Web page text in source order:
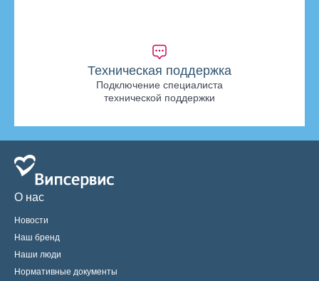
Техническая поддержка
Подключение специалиста
технической поддержки
О нас
Новости
Наш бренд
Наши люди
Нормативные документы